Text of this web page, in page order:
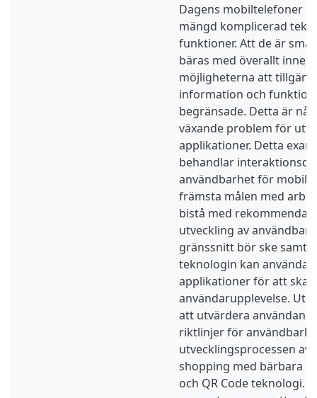
Dagens mobiltelefoner
mängd komplicerad
funktioner. Att de är
bäras med överallt
möjligheterna att
information och
begränsade. Detta är
växande problem för
applikationer. Detta
behandlar
användbarhet för mobila
främsta målen med
bistå med
utveckling av
gränssnitt bör ske samt
teknologin kan användas
applikationer för att
användarupplevelse.
att utvärdera
riktlinjer för
utvecklingsprocessen
shopping med bärbara
och QR Code teknologi.